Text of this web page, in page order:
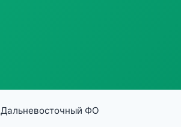
Дальневосточный ФО